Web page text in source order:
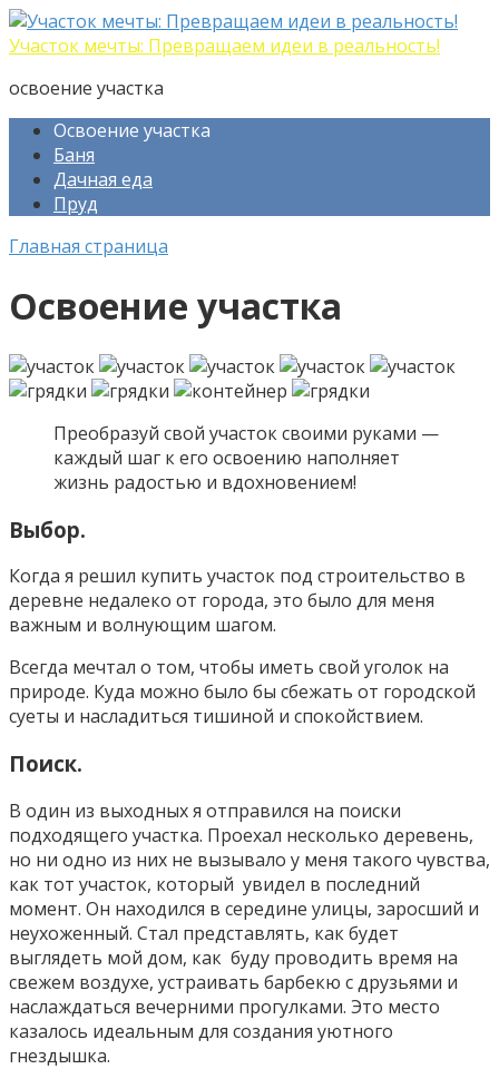
Перейти
к
Участок мечты: Превращаем идеи в реальность!
освоение участка
Освоение участка
Баня
Дачная еда
Пруд
Главная страница
Освоение участка
Преобразуй свой участок своими руками —
каждый шаг к его освоению наполняет
жизнь радостью и вдохновением!
Выбор.
Когда я решил купить участок под строительство в
деревне недалеко от города, это было для меня
важным и волнующим шагом.
Всегда мечтал о том, чтобы иметь свой уголок на
природе. Куда можно было бы сбежать от городской
суеты и насладиться тишиной и спокойствием.
Поиск.
В один из выходных я отправился на поиски
подходящего участка. Проехал несколько деревень,
но ни одно из них не вызывало у меня такого чувства,
как тот участок, который увидел в последний
момент. Он находился в середине улицы, заросший и
неухоженный. Стал представлять, как будет
выглядеть мой дом, как буду проводить время на
свежем воздухе, устраивать барбекю с друзьями и
наслаждаться вечерними прогулками. Это место
казалось идеальным для создания уютного
гнездышка.